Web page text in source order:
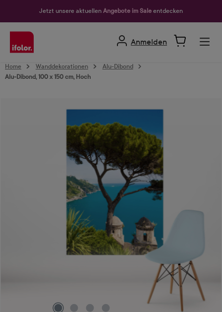
Jetzt unsere aktuellen Angebote im Sale entdecken
Anmelden
Home Wanddekorationen
Alu-Dibond
Alu-Dibond, 100 x 150 cm, Hoch